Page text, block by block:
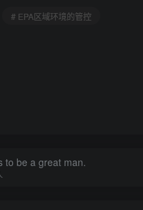
# EPA区域环境的管控
to be a great man.